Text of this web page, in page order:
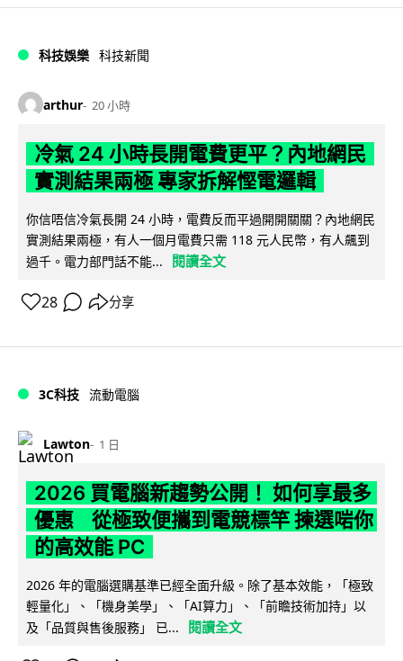
科技娛樂 科技新聞
arthur 20 小時
冷氣 24 小時長開電費更平？內地網民
實測結果兩極 專家拆解慳電邏輯
你信唔信冷氣長開 24 小時，電費反而平過開開關關？內地網民
實測結果兩極，有人一個月電費只需 118 元人民幣，有人飆到
過千。電力部門話不能...
閱讀全文
28 分享
3C科技 流動電腦
Lawton 1 日
2026 買電腦新趨勢公開！ 如何享最多
優惠 從極致便攜到電競標竿 揀選啱你
的高效能 PC
2026 年的電腦選購基準已經全面升級。除了基本效能，「極致
輕量化」、「機身美學」、「AI算力」、「前瞻技術加持」以
及「品質與售後服務」 已...
閱讀全文